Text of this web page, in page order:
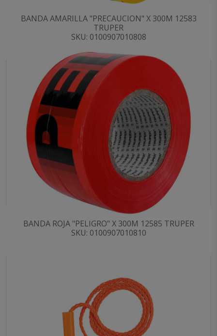
BANDA AMARILLA "PRECAUCION" X 300M 12583
TRUPER
SKU: 0100907010808
BANDA ROJA "PELIGRO" X 300M 12585 TRUPER
SKU: 0100907010810